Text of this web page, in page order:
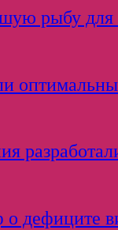
рыбу для
о дефиците